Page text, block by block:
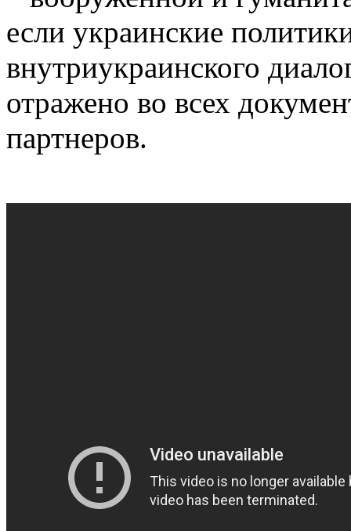
если украинские
внутриукраинского
отражено во всех
партнеров.